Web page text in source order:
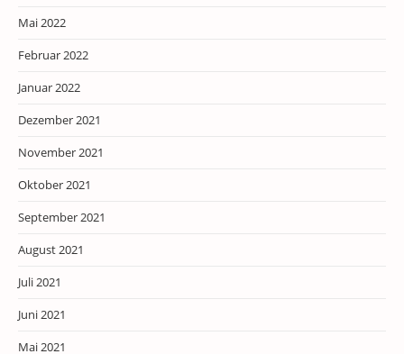
Mai 2022
Februar 2022
Januar 2022
Dezember 2021
November 2021
Oktober 2021
September 2021
August 2021
Juli 2021
Juni 2021
Mai 2021